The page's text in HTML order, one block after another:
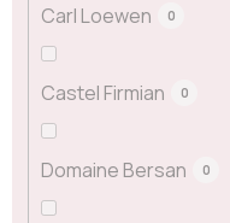
Carl Loewen 0
Castel Firmian 0
Domaine Bersan 0